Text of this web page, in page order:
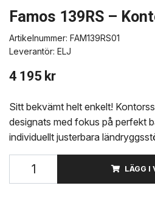
Famos 139RS –
Artikelnummer: FAM139RS01
Leverantör: ELJ
4 195 kr
Sitt bekvämt helt enkelt!
designats med fokus på perfekt
individuellt justerbara
LÄGG I